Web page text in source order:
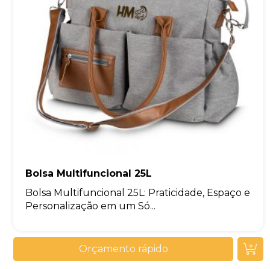
Bolsa Multifuncional 25L
Bolsa Multifuncional 25L: Praticidade, Espaço e
Personalização em um Só...
Orçamento rápido